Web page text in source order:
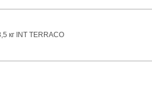
кг INT TERRACO